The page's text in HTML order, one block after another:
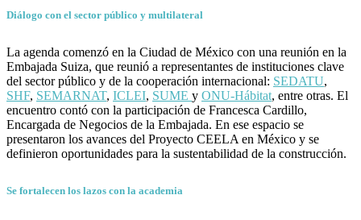
Diálogo con el sector público y multilateral
La agenda comenzó en la Ciudad de México con una reunión en la
Embajada Suiza, que reunió a representantes de instituciones clave
del sector público y de la cooperación internacional: SEDATU,
SHF, SEMARNAT, ICLEI, SUME y ONU-Hábitat, entre otras. El
encuentro contó con la participación de Francesca Cardillo,
Encargada de Negocios de la Embajada. En ese espacio se
presentaron los avances del Proyecto CEELA en México y se
definieron oportunidades para la sustentabilidad de la construcción.
Se fortalecen los lazos con la academia